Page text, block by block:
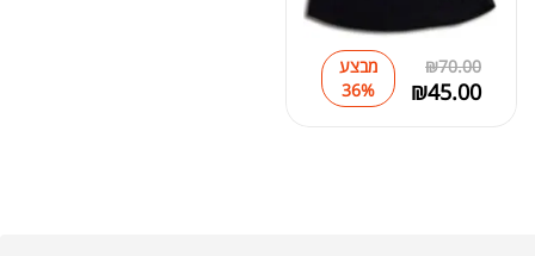
₪70.00
₪45.00
מבצע
36%